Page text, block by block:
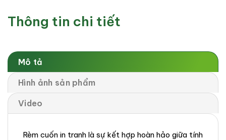
Thông tin chi tiết
Mô tả
Hình ảnh sản phẩm
Video
Rèm cuốn in tranh là sự kết hợp hoàn hảo giữa tính